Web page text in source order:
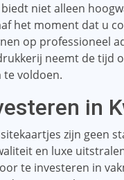
niet alleen
het moment dat u
op professioneel
neemt de tijd
te voldoen.
in
zijn geen
en luxe
te investeren in